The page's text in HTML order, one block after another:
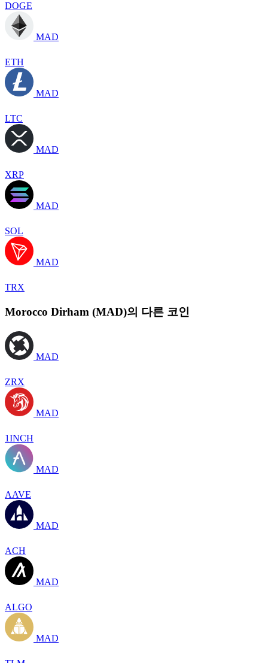
DOGE
MAD
ETH
MAD
LTC
MAD
XRP
MAD
SOL
MAD
TRX
Morocco Dirham (MAD)의 다른 코인
MAD
ZRX
MAD
1INCH
MAD
AAVE
MAD
ACH
MAD
ALGO
MAD